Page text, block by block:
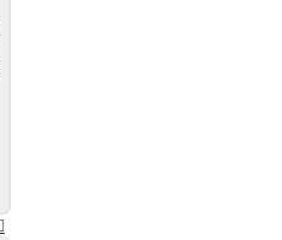
прицелы
дронов
Mac